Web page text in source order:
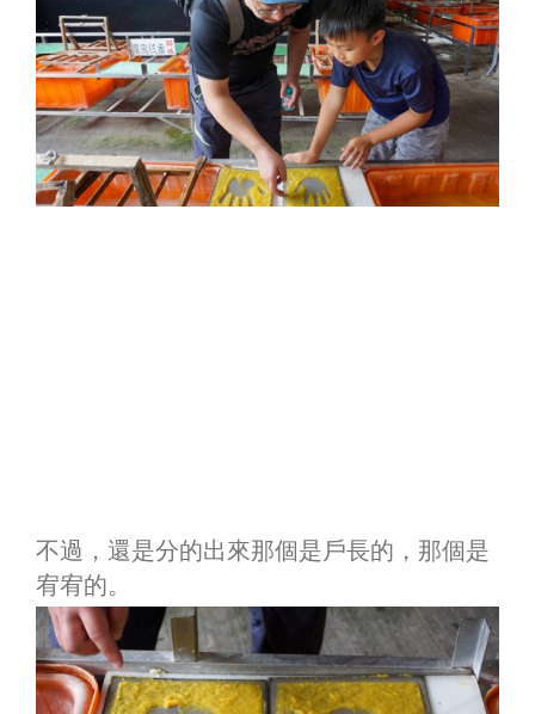
不過，還是分的出來那個是戶長的，那個是
宥宥的。